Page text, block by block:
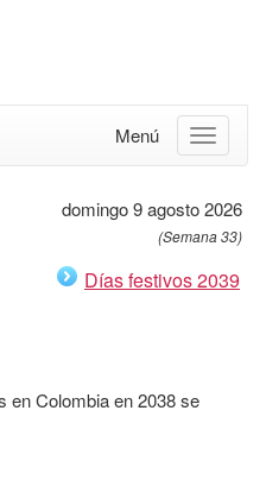
Menú
domingo 9 agosto 2026
(Semana 33)
Días festivos 2039
en Colombia en 2038 se